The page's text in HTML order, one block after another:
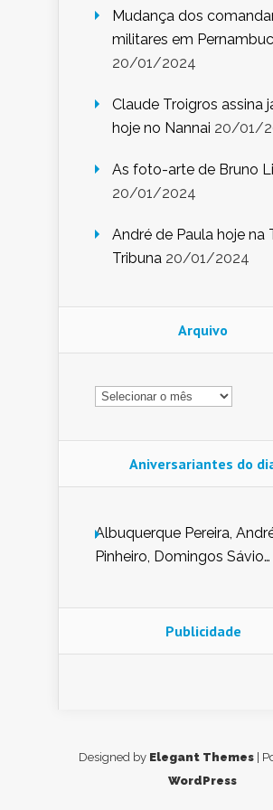
Mudança dos
militares em
20/01/2024
Claude Troigros assina
hoje no Nannai 20/01/
As foto-arte de Bruno
20/01/2024
André de Paula hoje na
Tribuna 20/01/2024
Arquivo
Arquivo
Aniversariantes do
Albuquerque Pereira,
Pinheiro, Domingos Sávio
Nunes de Sena, Fátima
Glória Pereira, Kátia Mesel,
Publicidade
Designed by Elegant Themes |
WordPress